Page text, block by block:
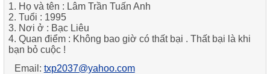
1. Họ và tên : Lâm Trần Tuấn Anh
2. Tuổi : 1995
3. Nơi ở : Bạc Liêu
4. Quan điểm : Không bao giờ có thất bại . Thất bại là khi
bạn bỏ cuộc !
Email: txp2037@yahoo.com